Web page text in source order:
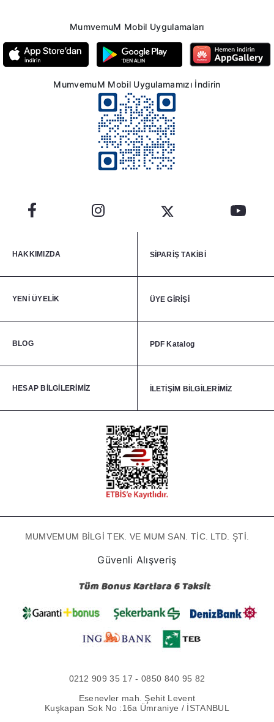
MumvemuM Mobil Uygulamaları
MumvemuM Mobil Uygulamamızı İndirin
HAKKIMIZDA SİPARİŞ TAKİBİ
YENİ ÜYELİK ÜYE GİRİŞİ
BLOG PDF Katalog
HESAP BİLGİLERİMİZ İLETİŞİM BİLGİLERİMİZ
MUMVEMUM BİLGİ TEK. VE MUM SAN. TİC. LTD. ŞTİ.
Güvenli Alışveriş
0212 909 35 17 - 0850 840 95 82
Esenevler mah. Şehit Levent
Kuşkapan Sok No :16a Ümraniye / İSTANBUL